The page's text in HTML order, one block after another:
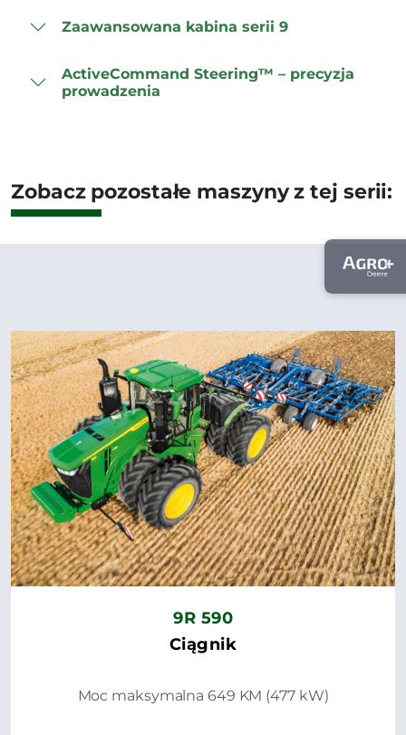
Zaawansowana kabina serii 9
ActiveCommand Steering™ – precyzja
prowadzenia
Zobacz pozostałe maszyny z tej serii:
9R 590
Ciągnik
Moc maksymalna 649 KM (477 kW)